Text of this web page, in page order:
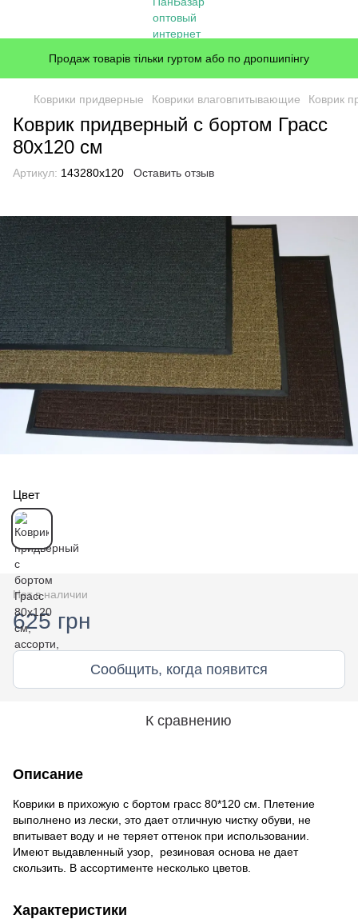
Продаж товарів тільки гуртом або по дропшипінгу
Коврики придверные Коврики влаговпитывающие Коврик
Коврик придверный с бортом Грасс
80x120 см
Артикул: 143280x120 Оставить отзыв
Цвет
Нет в наличии
625 грн
Сообщить, когда появится
К сравнению
Описание
Коврики в прихожую с бортом грасс 80*120 см. Плетение
выполнено из лески, это дает отличную чистку обуви, не
впитывает воду и не теряет оттенок при использовании.
Имеют выдавленный узор, резиновая основа не дает
скользить. В ассортименте несколько цветов.
Характеристики